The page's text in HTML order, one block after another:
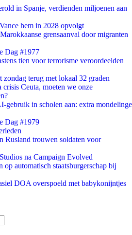
in Spanje, verdienden miljoenen aan
hem in 2028 opvolgt
grensaanval door migranten
Dag #1977
tien voor terrorisme veroordeelden
zondag terug met lokaal 32 graden
crisis Ceuta, moeten we onze
gebruik in scholen aan: extra mondelinge
Dag #1979
Rusland trouwen soldaten voor
na Campaign Evolved
automatisch staatsburgerschap bij
DOA overspoeld met babykonijntjes